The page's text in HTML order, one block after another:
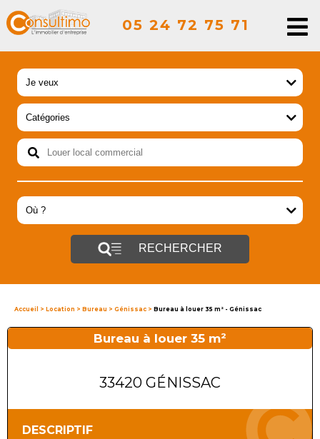
05 24 72 75 71
RECHERCHER
Accueil > Location > Bureau > Génissac > Bureau à louer 35 m² - Génissac
Bureau à louer 35 m²
33420 GÉNISSAC
DESCRIPTIF